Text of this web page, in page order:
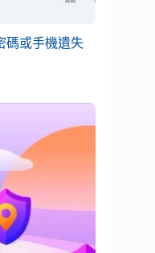
碼或手機遺失